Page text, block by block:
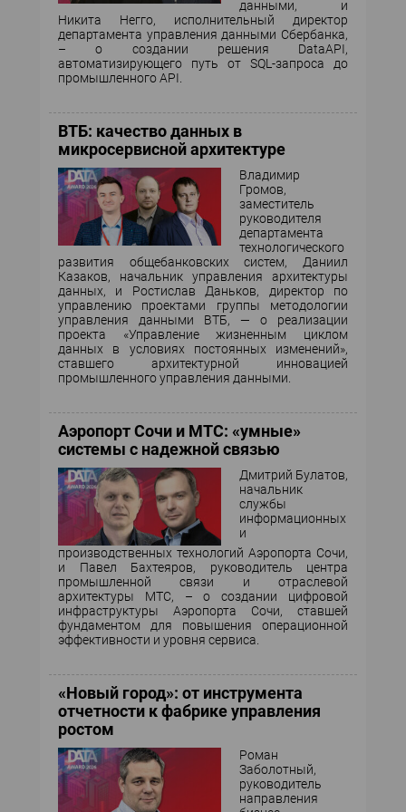
данными, и
Никита Негго, исполнительный директор
департамента управления данными Сбербанка,
– о создании решения DataAPI,
автоматизирующего путь от SQL-запроса до
промышленного API.
ВТБ: качество данных в
микросервисной архитектуре
Владимир
Громов,
заместитель
руководителя
департамента
технологического
развития общебанковских систем, Даниил
Казаков, начальник управления архитектуры
данных, и Ростислав Даньков, директор по
управлению проектами группы методологии
управления данными ВТБ, — о реализации
проекта «Управление жизненным циклом
данных в условиях постоянных изменений»,
ставшего архитектурной инновацией
промышленного управления данными.
Аэропорт Сочи и МТС: «умные»
системы с надежной связью
Дмитрий Булатов,
начальник
службы
информационных
и
производственных технологий Аэропорта Сочи,
и Павел Бахтеяров, руководитель центра
промышленной связи и отраслевой
архитектуры МТС, – о создании цифровой
инфраструктуры Аэропорта Сочи, ставшей
фундаментом для повышения операционной
эффективности и уровня сервиса.
«Новый город»: от инструмента
отчетности к фабрике управления
ростом
Роман
Заболотный,
руководитель
направления